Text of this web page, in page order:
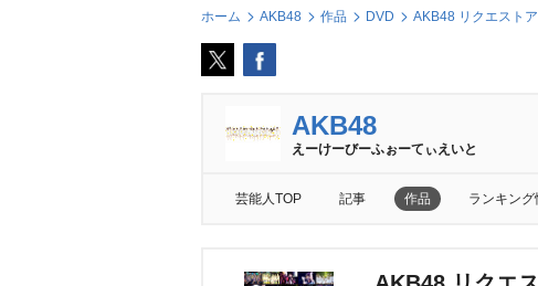
ホーム AKB48 作品 DVD AKB48 リクエスト
AKB48
えーけーびーふぉーてぃえいと
芸能人TOP 記事 作品 ランキング